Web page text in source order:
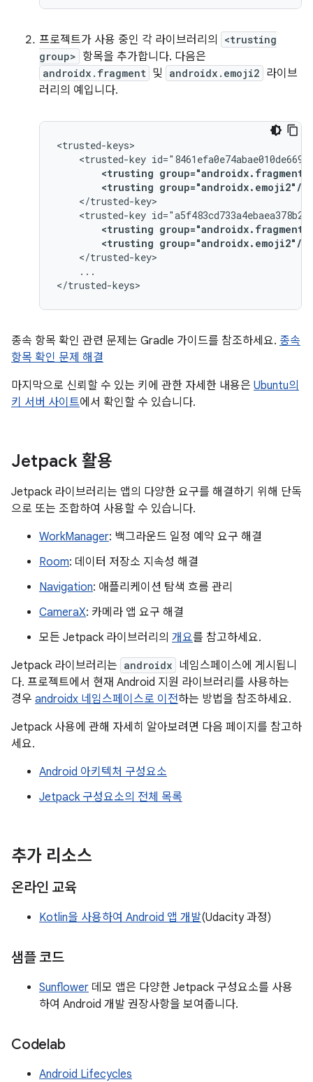
프로젝트가 사용 중인 각 라이브러리의
<trusting
group> 항목을 추가합니다. 다음은
androidx.fragment 및 androidx.emoji2 라이브
러리의 예입니다.
<trusted-key
<trusting
<trusting group="androidx.emoji2"/>
<trusted-key
<trusting
<trusting group="androidx.emoji2"/>
...
종속 항목 확인 관련 문제는 Gradle 가이드를 참조하세요. 종속
항목 확인 문제 해결
마지막으로 신뢰할 수 있는 키에 관한 자세한 내용은 Ubuntu의
키 서버 사이트에서 확인할 수 있습니다.
Jetpack 활용
Jetpack 라이브러리는 앱의 다양한 요구를 해결하기 위해 단독
으로 또는 조합하여 사용할 수 있습니다.
WorkManager: 백그라운드 일정 예약 요구 해결
Room: 데이터 저장소 지속성 해결
Navigation: 애플리케이션 탐색 흐름 관리
CameraX: 카메라 앱 요구 해결
모든 Jetpack 라이브러리의 개요를 참고하세요.
Jetpack 라이브러리는 androidx 네임스페이스에 게시됩니
다. 프로젝트에서 현재 Android 지원 라이브러리를 사용하는
경우 androidx 네임스페이스로 이전하는 방법을 참조하세요.
Jetpack 사용에 관해 자세히 알아보려면 다음 페이지를 참고하
세요.
Android 아키텍처 구성요소
Jetpack 구성요소의 전체 목록
추가 리소스
온라인 교육
Kotlin을 사용하여 Android 앱 개발(Udacity 과정)
샘플 코드
Sunflower 데모 앱은 다양한 Jetpack 구성요소를 사용
하여 Android 개발 권장사항을 보여줍니다.
Codelab
Android Lifecycles